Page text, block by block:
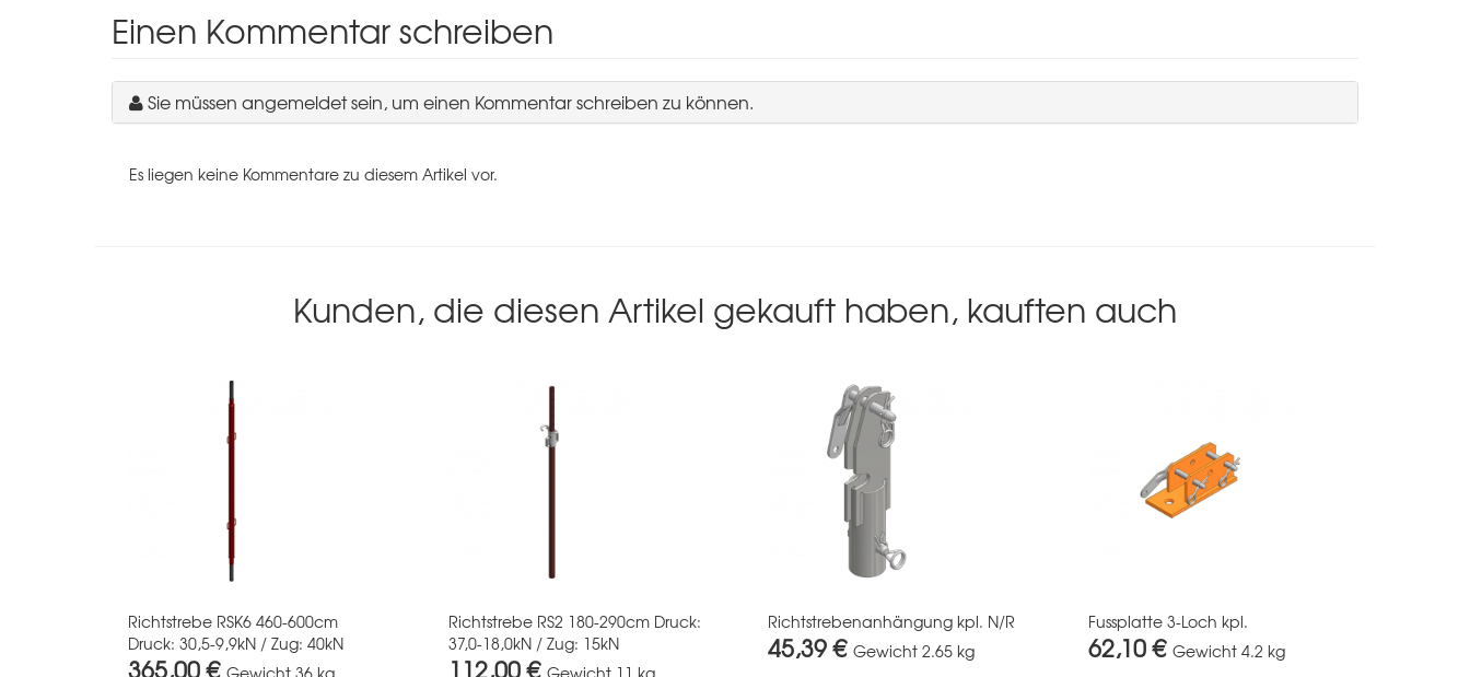
Einen Kommentar schreiben
Sie müssen angemeldet sein, um einen Kommentar schreiben zu können.
Es liegen keine Kommentare zu diesem Artikel vor.
Kunden, die diesen Artikel gekauft haben, kauften auch
Richtstrebe RSK6 460-600cm
Druck: 30,5-9,9kN / Zug: 40kN
365,00 € Gewicht 36 kg
Richtstrebe RS2 180-290cm Druck:
37,0-18,0kN / Zug: 15kN
112,00 € Gewicht 11 kg
Richtstrebenanhängung kpl. N/R
45,39 € Gewicht 2.65 kg
Fussplatte 3-Loch kpl.
62,10 € Gewicht 4.2 kg